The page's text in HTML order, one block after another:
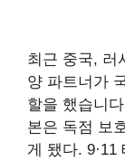
최근 중국, 러
양 파트너가
할을 했습니
본은 독점 보
게 됐다.